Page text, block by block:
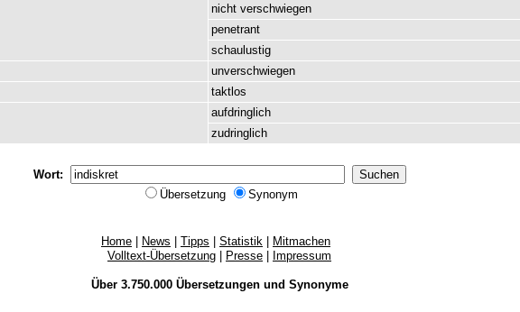
nicht verschwiegen
penetrant
schaulustig
unverschwiegen
taktlos
aufdringlich
zudringlich
Wort:
Übersetzung
Synonym
Home News Tipps Statistik
Mitmachen
Volltext-Übersetzung
Presse Impressum
Über 3.750.000 Übersetzungenund Synonyme